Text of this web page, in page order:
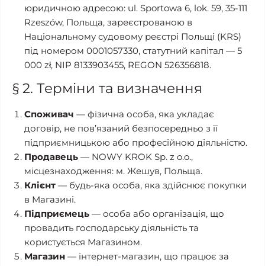
юридичною адресою: ul. Sportowa 6, lok. 59, 35-111
Rzeszów, Польща, зареєстрованою в
Національному судовому реєстрі Польщі (KRS)
під номером 0001057330, статутний капітал — 5
000 zł, NIP 8133903455, REGON 526356818.
§ 2. Терміни та визначення
Споживач — фізична особа, яка укладає
договір, не пов’язаний безпосередньо з її
підприємницькою або професійною діяльністю.
Продавець — NOWY KROK Sp. z o.o.,
місцезнаходження: м. Жешув, Польща.
Клієнт — будь-яка особа, яка здійснює покупки
в Магазині.
Підприємець — особа або організація, що
провадить господарську діяльність та
користується Магазином.
Магазин — інтернет-магазин, що працює за